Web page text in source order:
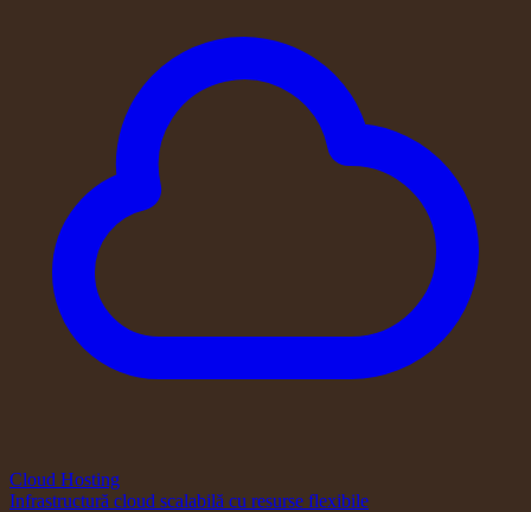
Cloud Hosting
Infrastructură cloud scalabilă cu resurse flexibile